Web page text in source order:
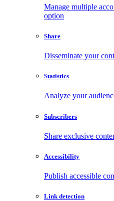
Manage multiple
option
Share
Disseminate your
Statistics
Analyze your
Subscribers
Share exclusive
Accessibility
Publish accessible
Link detection